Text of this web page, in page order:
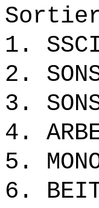
1.
2.
3.
4.
5.
6.